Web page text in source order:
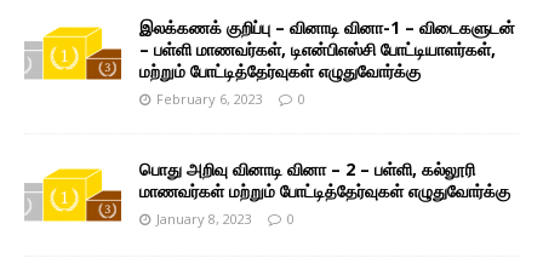
இலக்கணக் குறிப்பு – வினாடி வினா-1 – விடைகளுடன்
– பள்ளி மாணவர்கள், டிஎன்பிஎஸ்சி போட்டியாளர்கள்,
மற்றும் போட்டித்தேர்வுகள் எழுதுவோர்க்கு
February 6, 2023 0
பொது அறிவு வினாடி வினா – 2 – பள்ளி, கல்லூரி
மாணவர்கள் மற்றும் போட்டித்தேர்வுகள் எழுதுவோர்க்கு
January 8, 2023 0